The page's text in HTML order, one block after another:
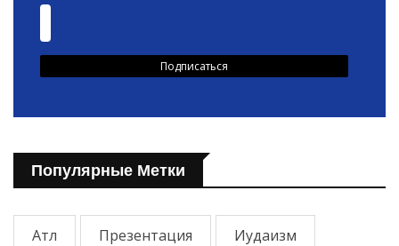
Популярные Метки
Атл Презентация Иудаизм